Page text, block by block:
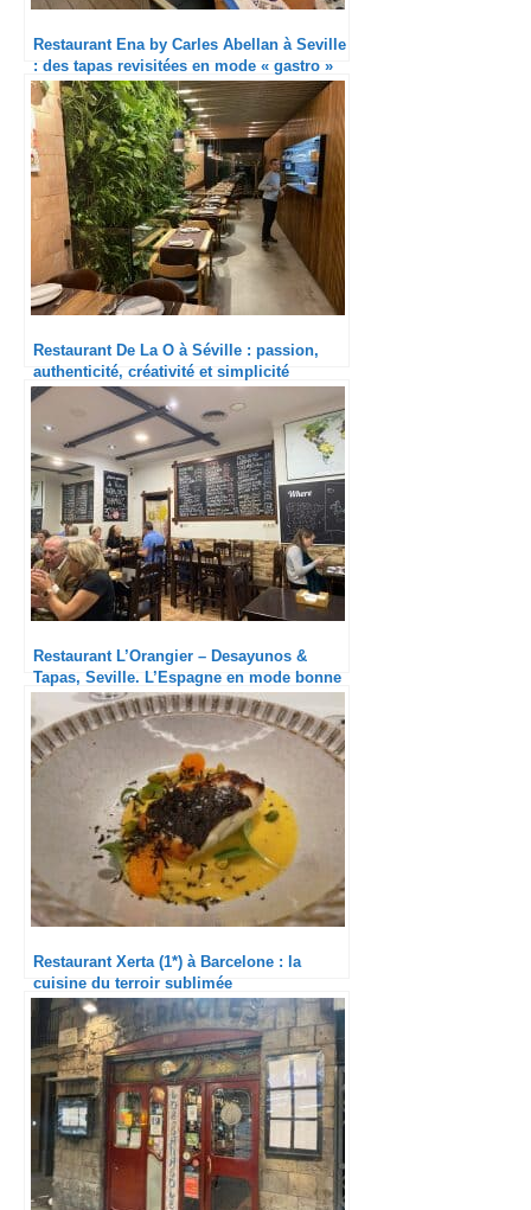
Restaurant Ena by Carles Abellan à Seville
: des tapas revisitées en mode « gastro »
Restaurant De La O à Séville : passion,
authenticité, créativité et simplicité
Restaurant L’Orangier – Desayunos &
Tapas, Seville. L’Espagne en mode bonne
franquette
Restaurant Xerta (1*) à Barcelone : la
cuisine du terroir sublimée